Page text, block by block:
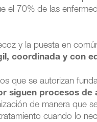
el 70% de las
y la puesta en
coordinada y con
que se autorizan
siguen procesos de
de manera que
cuando lo